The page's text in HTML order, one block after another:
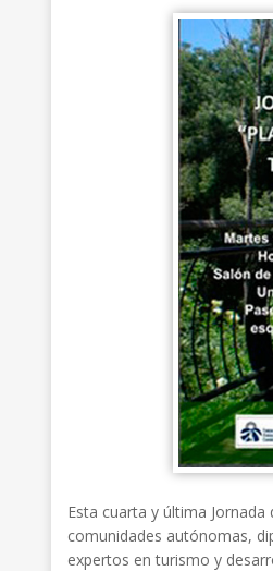
Esta cuarta y última
comunidades autónomas,
expertos en turismo y